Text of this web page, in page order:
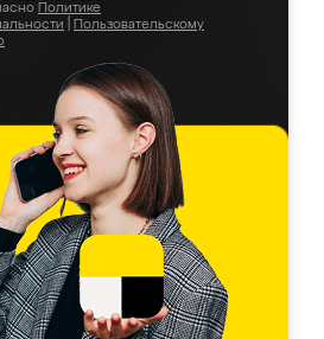
Политике
Пользовательскому